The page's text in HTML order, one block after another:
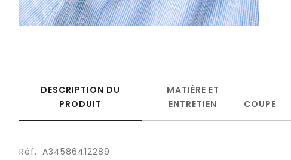
DESCRIPTION DU
PRODUIT
MATIÈRE ET
ENTRETIEN
COUPE
Réf.: A34586412289